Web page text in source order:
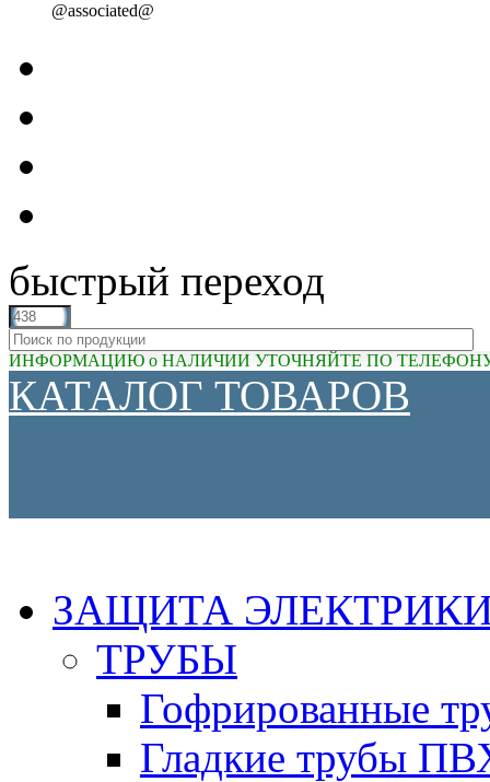
@associated@
быстрый переход
ИНФОРМАЦИЮ о НАЛИЧИИ УТОЧНЯЙТЕ ПО ТЕЛЕФОНУ
КАТАЛОГ ТОВАРОВ
ЗАЩИТА
ТРУБЫ
Гофрированные
Гладкие трубы